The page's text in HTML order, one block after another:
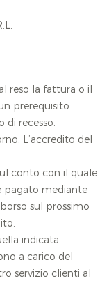
reso la fattura o il
prerequisito
di recesso.
L’accredito del
conto con il quale
pagato mediante
sul prossimo
indicata
a carico del
servizio clienti al